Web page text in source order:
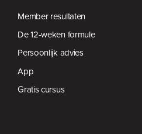
Member resultaten
De 12-weken formule
Persoonlijk advies
App
Gratis cursus